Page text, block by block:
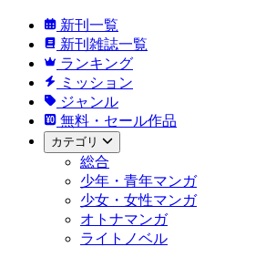
新刊一覧
新刊雑誌一覧
ランキング
ミッション
ジャンル
無料・セール作品
カテゴリ
総合
少年・青年マンガ
少女・女性マンガ
オトナマンガ
ライトノベル